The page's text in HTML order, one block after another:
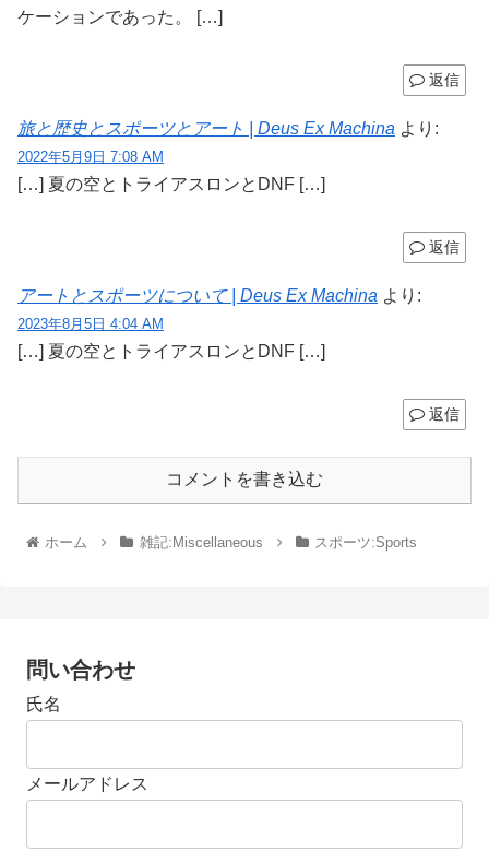
ケーションであった。 […]
返信
旅と歴史とスポーツとアート | Deus Ex Machina より:
2022年5月9日 7:08 AM
[…] 夏の空とトライアスロンとDNF […]
返信
アートとスポーツについて | Deus Ex Machina より:
2023年8月5日 4:04 AM
[…] 夏の空とトライアスロンとDNF […]
返信
コメントを書き込む
ホーム 雑記:Miscellaneous スポーツ:Sports
問い合わせ
氏名
メールアドレス